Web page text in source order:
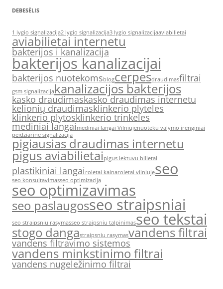
DEBESĖLIS
1 lygio signalizacija2 lygio signalizacija3 lygio signalizacijaaviabilietai
aviabilietai internetu
bakterijos i kanalizacija
bakterijos kanalizacijai
bakterijos nuotekomsblogcerpesdraudimasfiltrai
gsm signalizacijakanalizacijos bakterijos
kasko draudimaskasko draudimas internetu
kelionių draudimasklinkerio plyteles
klinkerio plytosklinkerio trinkeles
mediniai langai mediniai langai Vilniujenuoteku valymo irenginiai
peidziarine signalizacija
pigiausias draudimas internetu
pigus aviabilietaipigus lektuvu bilietai
plastikiniai langai roletai kainaroletai vilniujeseo
seo konsultavimasseo optimizacija
seo optimizavimas
seo paslaugosseo straipsniai
seo straipsniu rasymasseo straipsniu talpinimasseo tekstai
stogo dangastraipsniu rasymasvandens filtrai
vandens filtravimo sistemos
vandens minkstinimo filtrai
vandens nugeležinimo filtrai